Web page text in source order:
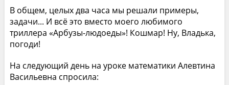
В общем, целых два часа мы решали примеры,
задачи... И всё это вместо моего любимого
триллера «Арбузы-людоеды»! Кошмар! Ну, Владька,
погоди!
На следующий день на уроке математики Алевтина
Васильевна спросила: